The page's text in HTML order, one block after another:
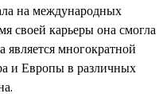
на международных
своей карьеры она смогла
многократной
и Европы в различных